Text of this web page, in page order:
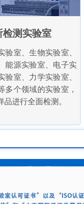
检测实验室
验室、生物实验室、
能源实验室、电子实
验室、力学实验室、
多个领域的实验室，
品进行全面检测。